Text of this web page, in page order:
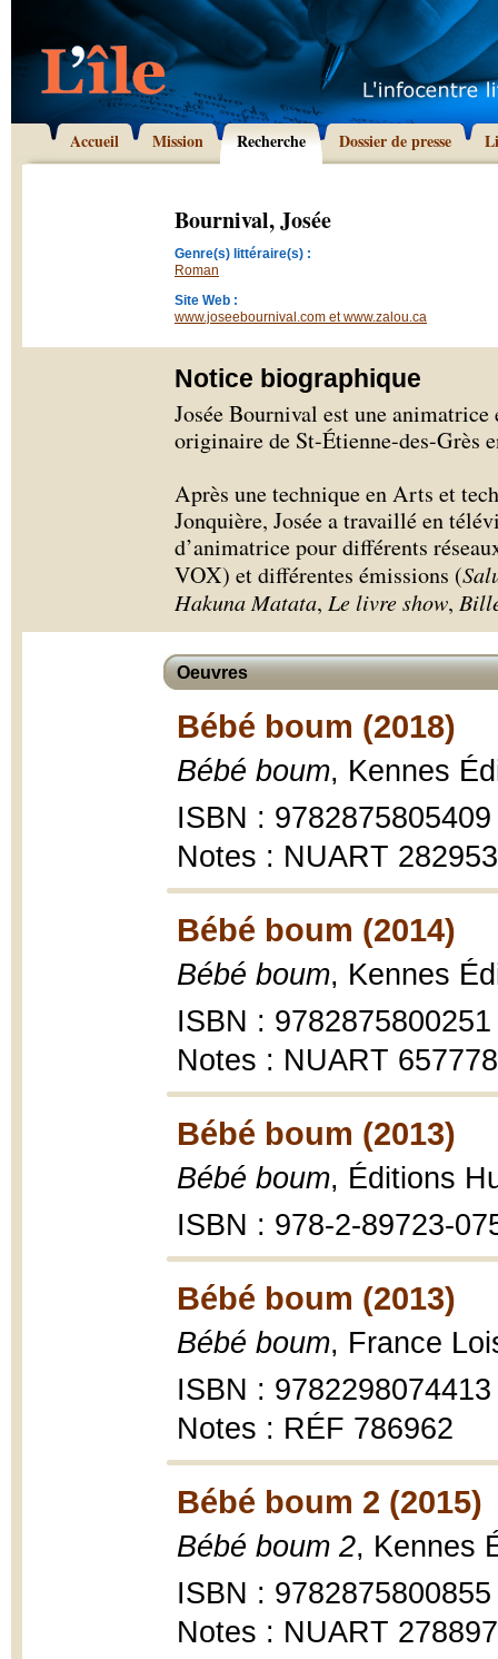
Accueil Mission Recherche Dossier de presse
Bournival, Josée
Genre(s) littéraire(s) :
Roman
Site Web :
www.joseebournival.com et www.zalou.ca
Notice biographique
Josée Bournival est une
originaire de St-Étienne-des-Grès
Après une technique en Arts et
Jonquière, Josée a travaillé en
d’animatrice pour différents
VOX) et différentes émissions (
Hakuna Matata, Le livre show,
Oeuvres
Bébé boum (2018)
Bébé boum, Kennes
ISBN : 9782875805409
Notes : NUART
Bébé boum (2014)
Bébé boum, Kennes
ISBN : 9782875800251
Notes : NUART
Bébé boum (2013)
Bébé boum, Éditions
ISBN : 978-2-89723-
Bébé boum (2013)
Bébé boum, France
ISBN : 9782298074413
Notes : RÉF 786962
Bébé boum 2 (2015)
Bébé boum 2, Kennes
ISBN : 9782875800855
Notes : NUART